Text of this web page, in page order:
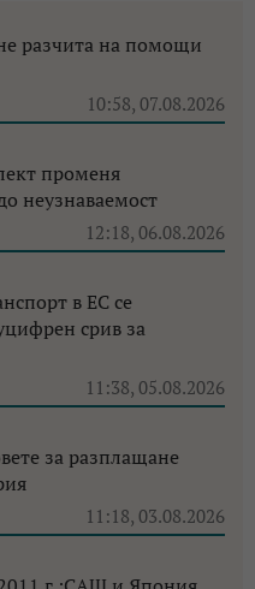
разчита на помощи
10:58, 07.08.2026
променя
неузнаваемост
12:18, 06.08.2026
в ЕС се
срив за
11:38, 05.08.2026
за разплащане
11:18, 03.08.2026